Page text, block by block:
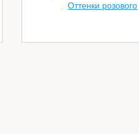
Оттенки розового